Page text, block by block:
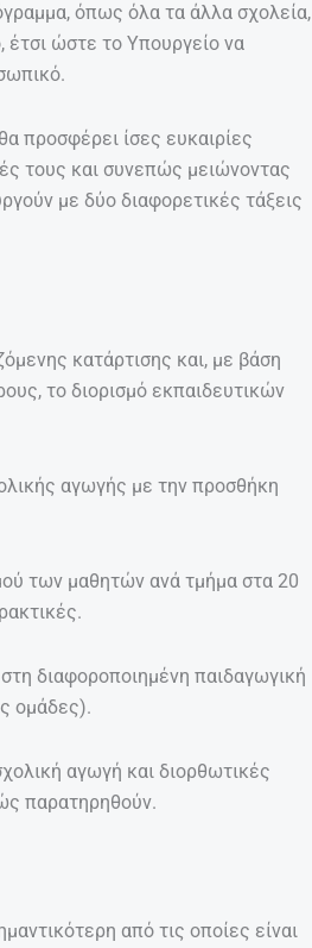
όπως όλα τα άλλα σχολεία,
έτσι ώστε το Υπουργείο να
προσφέρει ίσες ευκαιρίες
τους και συνεπώς μειώνοντας
με δύο διαφορετικές τάξεις
κατάρτισης και, με βάση
το διορισμό εκπαιδευτικών
αγωγής με την προσθήκη
των μαθητών ανά τμήμα στα 20
διαφοροποιημένη παιδαγωγική
ομάδες).
αγωγή και διορθωτικές
παρατηρηθούν.
από τις οποίες είναι